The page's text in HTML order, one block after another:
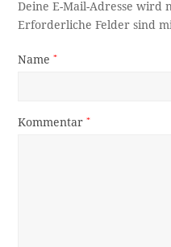
Deine E-Mail-Adresse wird
Erforderliche Felder sind
Name*
Kommentar*